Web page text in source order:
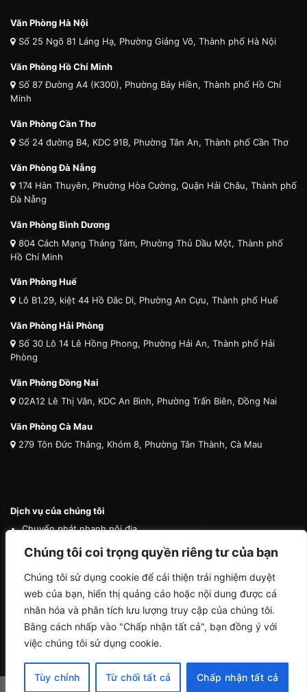
Chúng tôi coi trọng quyền riêng tư của bạn
Chúng tôi sử dụng cookie để cải thiện trải nghiệm duyệt
web của bạn, hiển thị quảng cáo hoặc nội dung được cá
nhân hóa và phân tích lưu lượng truy cập của chúng tôi.
Bằng cách nhấp vào "Chấp nhận tất cả", bạn đồng ý với
việc chúng tôi sử dụng cookie.
Tùy chỉnh Từ chối tất cả Chấp nhận tất cả
Văn Phòng Hà Nội
Số 25 Ngõ 81 Láng Hạ, Phường Giảng Võ, Thành phố Hà Nội
Văn Phòng Hồ Chí Minh
Số 87 Đường A4 (K300), Phường Bảy Hiền, Thành phố Hồ Chí
Minh
Văn Phòng Cần Thơ
Số 24 đường B4, KDC 91B, Phường Tân An, Thành phố Cần Thơ
Văn Phòng Đà Nẵng
174 Hàn Thuyên, Phường Hòa Cường, Quận Hải Châu, Thành phố
Đà Nẵng
Văn Phòng Bình Dương
804 Cách Mạng Tháng Tám, Phường Thủ Dầu Một, Thành phố
Hồ Chí Minh
Văn Phòng Huế
Lô B1.29, kiệt 44 Hồ Đắc Di, Phường An Cựu, Thành phố Huế
Văn Phòng Hải Phòng
Số 30 Lô 14 Lê Hồng Phong, Phường Hải An, Thành phố Hải
Phòng
Văn Phòng Đồng Nai
02A12 Lê Thị Vân, KDC An Bình, Phường Trấn Biên, Đồng Nai
Văn Phòng Cà Mau
279 Tôn Đức Thắng, Khóm 8, Phường Tân Thành, Cà Mau
Dịch vụ của chúng tôi
Chuyển phát nhanh nội địa
Chuyển phát nhanh quốc tế
Vận chuyển thú cưng
Mua hộ hàng nước ngoài